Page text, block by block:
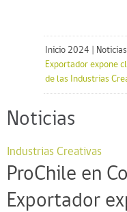
Inicio 2024 Noticias
Exportador expone
de las Industrias
Noticias
Industrias Creativas
ProChile en
Exportador